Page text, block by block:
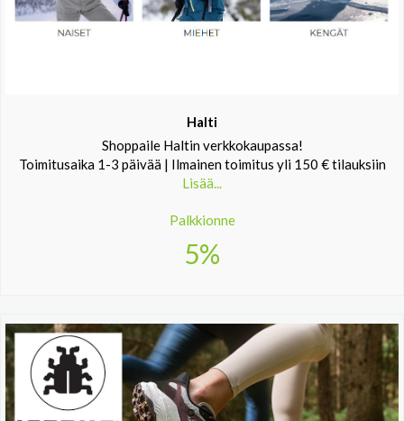
Halti
Shoppaile Haltin verkkokaupassa!
Toimitusaika 1-3 päivää | Ilmainen toimitus yli 150 € tilauksiin
Lisää...
Palkkionne
5%